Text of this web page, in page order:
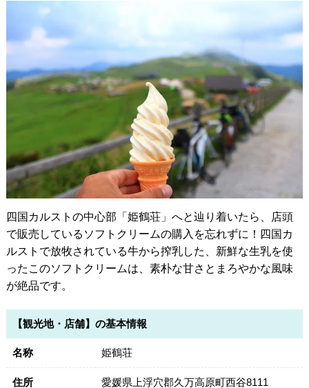
四国カルストの中心部「姫鶴荘」へと辿り着いたら、店頭
で販売しているソフトクリームの購入を忘れずに！四国カ
ルストで放牧されている牛から搾乳した、新鮮な生乳を使
ったこのソフトクリームは、素朴な甘さとまろやかな風味
が絶品です。
【観光地・店舗】の基本情報
名称 姫鶴荘
住所 愛媛県上浮穴郡久万高原町西谷8111